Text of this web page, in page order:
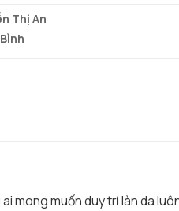
Thị An
mong muốn duy trì làn da